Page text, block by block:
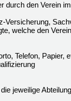
durch den Verein
Versicherung,
welche den
Telefon, Papier,
jeweilige